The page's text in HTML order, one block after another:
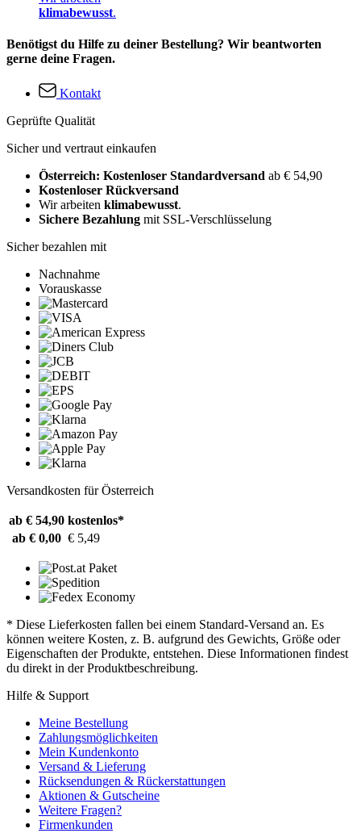
klimabewusst.
Benötigst du Hilfe zu deiner Bestellung? Wir beantworten
gerne deine Fragen.
Kontakt
Geprüfte Qualität
Sicher und vertraut einkaufen
Österreich: Kostenloser Standardversand ab € 54,90
Kostenloser Rückversand
Wir arbeiten klimabewusst.
Sichere Bezahlung mit SSL-Verschlüsselung
Sicher bezahlen mit
Nachnahme
Vorauskasse
Versandkosten für Österreich
ab € 54,90 kostenlos*
ab € 0,00 € 5,49
* Diese Lieferkosten fallen bei einem Standard-Versand an. Es
können weitere Kosten, z. B. aufgrund des Gewichts, Größe oder
Eigenschaften der Produkte, entstehen. Diese Informationen findest
du direkt in der Produktbeschreibung.
Hilfe & Support
Meine Bestellung
Zahlungsmöglichkeiten
Mein Kundenkonto
Versand & Lieferung
Rücksendungen & Rückerstattungen
Aktionen & Gutscheine
Weitere Fragen?
Firmenkunden